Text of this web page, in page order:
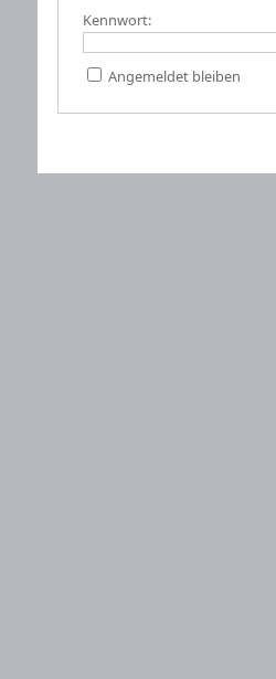
Kennwort:
Angemeldet bleiben